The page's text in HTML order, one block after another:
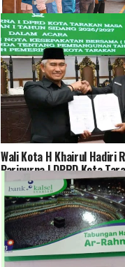
Ombudsman Kalsel Harap
PLN Selesai Lebih Cepat
Wali Kota H Khairul Hadiri
Paripurna I DPRD Kota